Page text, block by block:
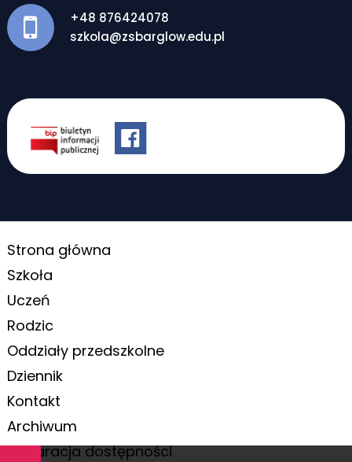
+48 876424078
szkola@zsbarglow.edu.pl
Strona główna
Szkoła
Uczeń
Rodzic
Oddziały przedszkolne
Dziennik
Kontakt
Archiwum
Deklaracja dostępności